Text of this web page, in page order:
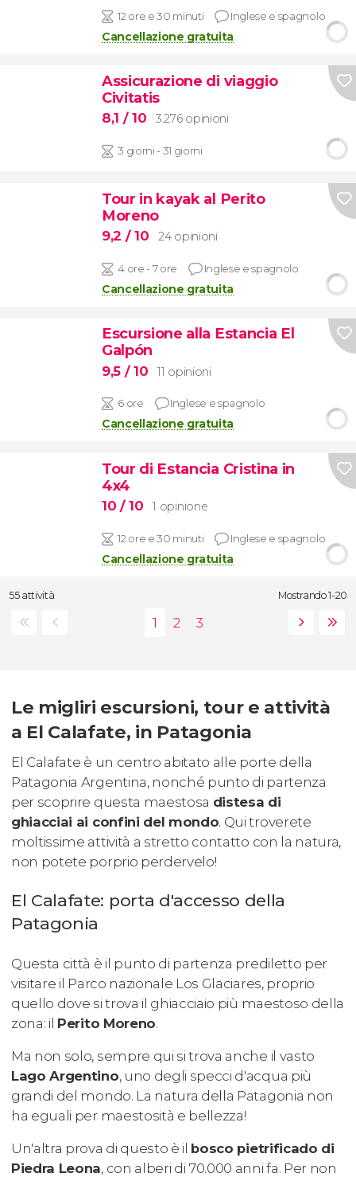
12 ore e 30 minuti Inglese e spagnolo
Cancellazione gratuita
Assicurazione di viaggio
Civitatis
8,1 / 10 3.276 opinioni
3 giorni - 31 giorni
Tour in kayak al Perito
Moreno
9,2 / 10 24 opinioni
4 ore - 7 ore Inglese e spagnolo
Cancellazione gratuita
Escursione alla Estancia El
Galpón
9,5 / 10 11 opinioni
6 ore Inglese e spagnolo
Cancellazione gratuita
Tour di Estancia Cristina in
4x4
10 / 10 1 opinione
12 ore e 30 minuti Inglese e spagnolo
Cancellazione gratuita
55 attività Mostrando 1-20
Le migliri escursioni, tour e attività
a El Calafate, in Patagonia
El Calafate è un centro abitato alle porte della
Patagonia Argentina, nonché punto di partenza
per scoprire questa maestosa distesa di
ghiacciai ai confini del mondo. Qui troverete
moltissime attività a stretto contatto con la natura,
non potete porprio perdervelo!
El Calafate: porta d'accesso della
Patagonia
Questa città è il punto di partenza prediletto per
visitare il Parco nazionale Los Glaciares, proprio
quello dove si trova il ghiacciaio più maestoso della
zona: il Perito Moreno.
Ma non solo, sempre qui si trova anche il vasto
Lago Argentino, uno degli specci d'acqua più
grandi del mondo. La natura della Patagonia non
ha eguali per maestosità e bellezza!
Un'altra prova di questo è il bosco pietrificado di
Piedra Leona, con alberi di 70.000 anni fa. Per non